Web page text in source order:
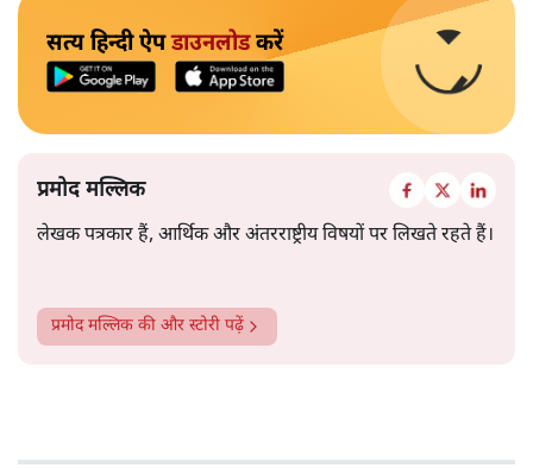
सत्य हिन्दी ऐपडाउनलोडकरें
प्रमोद मल्लिक
लेखक पत्रकार हैं, आर्थिक और अंतरराष्ट्रीय विषयों पर लिखते रहते हैं।
प्रमोद मल्लिक की और स्टोरी पढ़ें